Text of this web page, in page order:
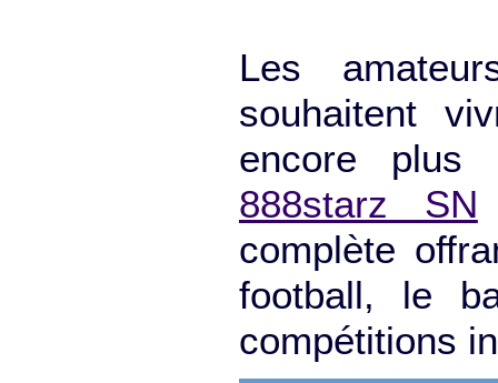
Les
souhaitent
encore plus
888starz SN
complète
football, le
compétitions